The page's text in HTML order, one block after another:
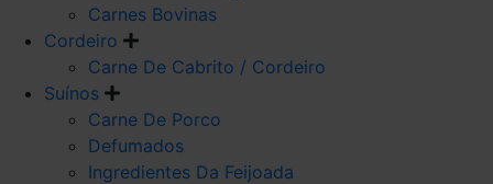
Carnes Bovinas
Cordeiro
Carne De Cabrito / Cordeiro
Suínos
Carne De Porco
Defumados
Ingredientes Da Feijoada